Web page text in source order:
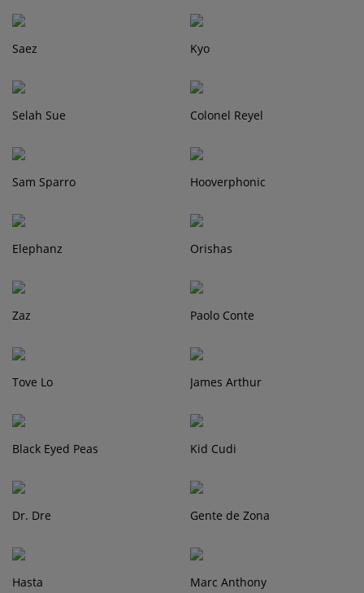
Saez Kyo
Selah Sue Colonel Reyel
Sam Sparro Hooverphonic
Elephanz Orishas
Zaz Paolo Conte
Tove Lo James Arthur
Black Eyed Peas Kid Cudi
Dr. Dre Gente de Zona
Hasta Marc Anthony